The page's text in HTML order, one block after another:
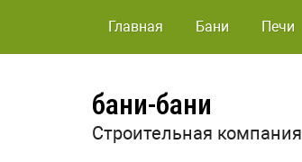
Главная Бани Печи
бани-бани
Строительная компания